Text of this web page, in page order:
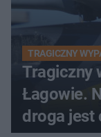
TRAGICZNY
Tragiczny
Łagowie.
droga jest